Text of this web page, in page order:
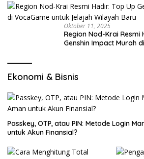
Oktober 11, 2025
Region Nod-Krai Resmi
Genshin Impact Murah
Ekonomi & Bisnis
Passkey, OTP, atau PIN: Metode Login
untuk Akun Finansial?